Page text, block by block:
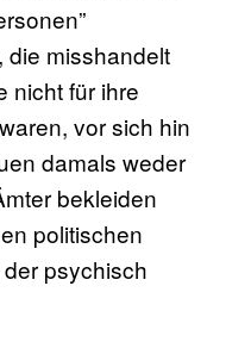
die misshandelt
nicht für ihre
vor sich hin
damals weder
bekleiden
politischen
psychisch